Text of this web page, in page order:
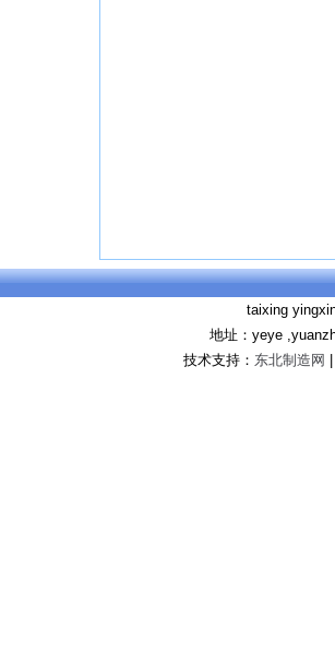
taixing
地址：yeye
技术支持： 东北制造网